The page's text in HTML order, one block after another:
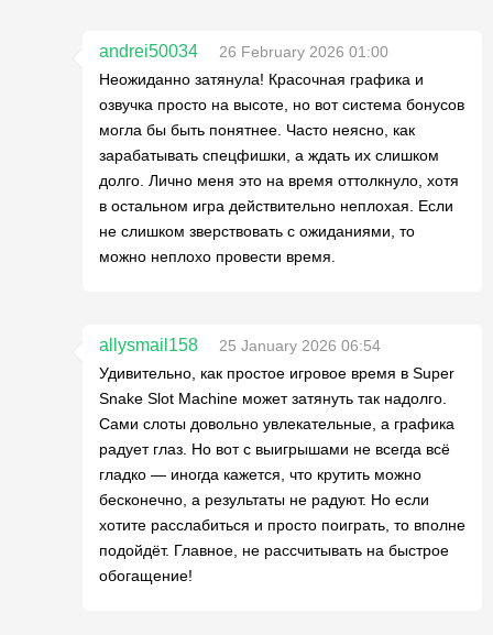
andrei50034
26 February 2026 01:00
Неожиданно затянула! Красочная графика и
озвучка просто на высоте, но вот система бонусов
могла бы быть понятнее. Часто неясно, как
зарабатывать спецфишки, а ждать их слишком
долго. Лично меня это на время оттолкнуло, хотя
в остальном игра действительно неплохая. Если
не слишком зверствовать с ожиданиями, то
можно неплохо провести время.
allysmail158
25 January 2026 06:54
Удивительно, как простое игровое время в Super
Snake Slot Machine может затянуть так надолго.
Сами слоты довольно увлекательные, а графика
радует глаз. Но вот с выигрышами не всегда всё
гладко — иногда кажется, что крутить можно
бесконечно, а результаты не радуют. Но если
хотите расслабиться и просто поиграть, то вполне
подойдёт. Главное, не рассчитывать на быстрое
обогащение!